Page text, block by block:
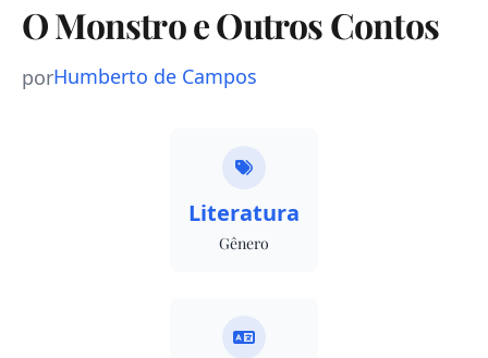
O Monstro e Outros Contos
porHumberto de Campos
Literatura
Gênero